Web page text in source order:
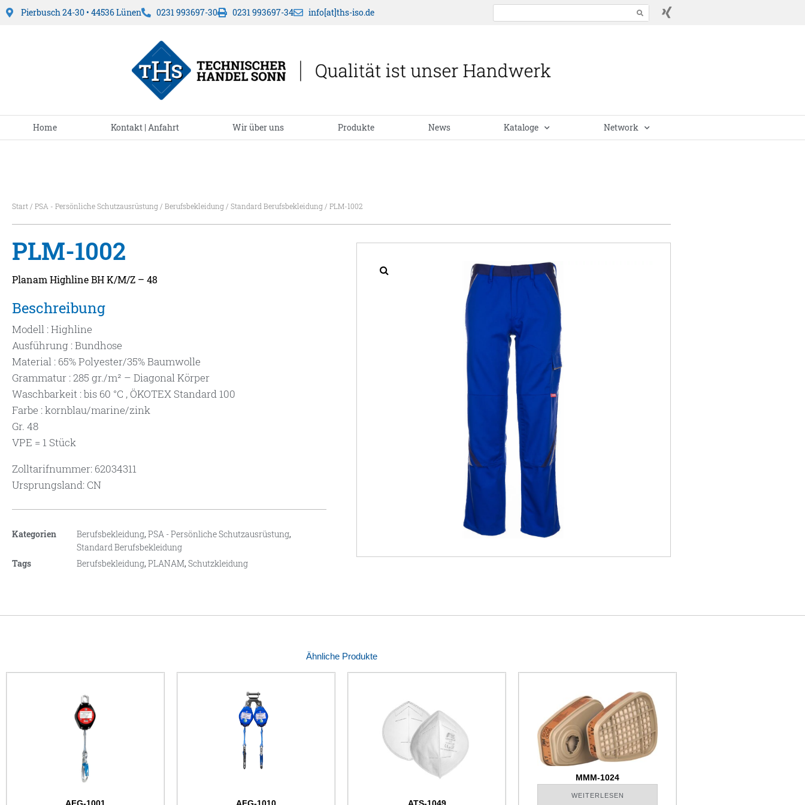
Pierbusch 24-30 • 44536 Lünen 0231 993697-30 0231 993697-34 info[at]ths-iso.de
Home Kontakt | Anfahrt Wir über uns Produkte News Kataloge Network
Start / PSA - Persönliche Schutzausrüstung / Berufsbekleidung / Standard Berufsbekleidung / PLM-1002
PLM-1002
Planam Highline BH K/M/Z – 48
Beschreibung
Modell : Highline
Ausführung : Bundhose
Material : 65% Polyester/35% Baumwolle
Grammatur : 285 gr./m² – Diagonal Körper
Waschbarkeit : bis 60 °C , ÖKOTEX Standard 100
Farbe : kornblau/marine/zink
Gr. 48
VPE = 1 Stück
Zolltarifnummer: 62034311
Ursprungsland: CN
Kategorien Berufsbekleidung,PSA - Persönliche Schutzausrüstung,
Standard Berufsbekleidung
Tags
Berufsbekleidung,PLANAM,Schutzkleidung
Ähnliche Produkte
AFG-1001 AFG-1010 ATS-1049
MMM-1024
WEITERLESEN